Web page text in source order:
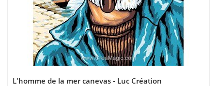
L'homme de la mer canevas - Luc Création